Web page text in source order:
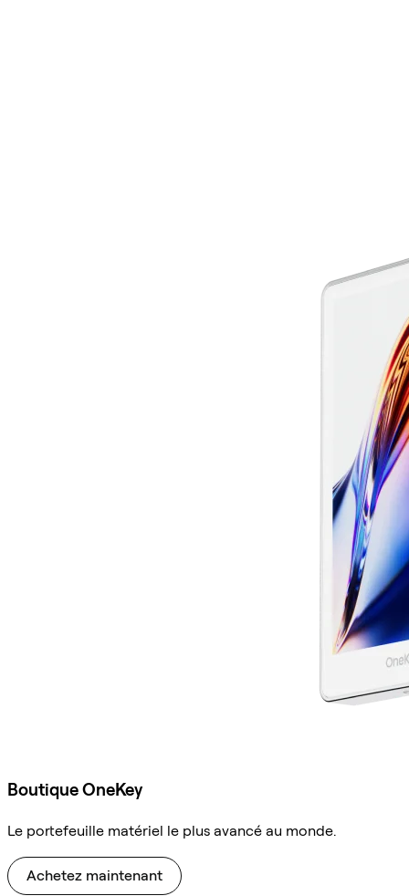
Boutique OneKey
Le portefeuille matériel le plus avancé au monde.
Achetez maintenant